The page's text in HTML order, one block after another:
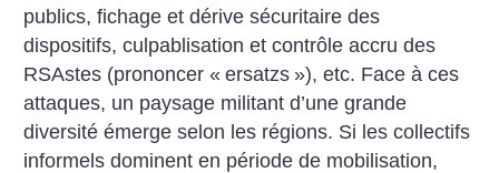
publics, fichage et dérive sécuritaire des
dispositifs, culpablisation et contrôle accru des
RSAstes (prononcer « ersatzs »), etc. Face à ces
attaques, un paysage militant d’une grande
diversité émerge selon les régions. Si les collectifs
informels dominent en période de mobilisation,